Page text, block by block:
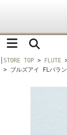
STORE TOP > FLUTE
> ブルズアイ FLバラ